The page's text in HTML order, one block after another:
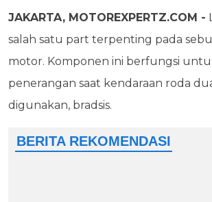
JAKARTA, MOTOREXPERTZ.COM -
salah satu part terpenting pada
motor. Komponen ini berfungsi
penerangan saat kendaraan roda
digunakan, bradsis.